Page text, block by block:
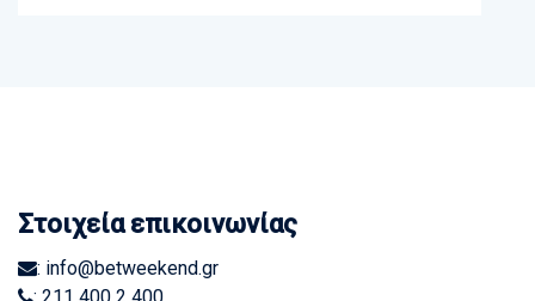
Στοιχεία επικοινωνίας
: info@betweekend.gr